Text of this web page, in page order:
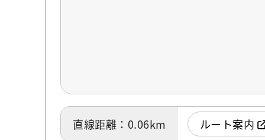
直線距離：0.06km ルート案内